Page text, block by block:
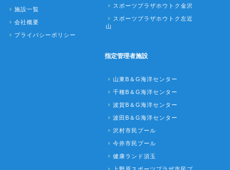
施設一覧
会社概要
プライバシーポリシー
スポーツプラザホウトク金沢
スポーツプラザホウトク左近
山
指定管理者施設
山東B＆G海洋センター
千種B＆G海洋センター
波賀B＆G海洋センター
波田B＆G海洋センター
沢村市民プール
今井市民プール
健康ランド須玉